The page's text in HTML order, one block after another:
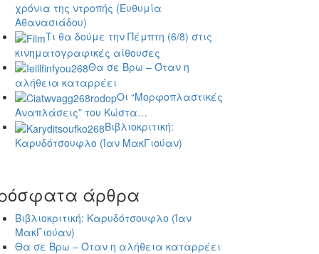
χρόνια της ντροπής (Ευθυμία
Αθανασιάδου)
Τι θα δούμε την Πέμπτη (6/8) στις
κινηματογραφικές αίθουσες
Θα σε Βρω – Όταν η
αλήθεια καταρρέει
Οι “Μορφοπλαστικές
Αναπλάσεις” του Κώστα…
Βιβλιοκριτική:
Καρυδότσουφλο (Ίαν ΜακΓιούαν)
άρθρα
Βιβλιοκριτική: Καρυδότσουφλο (Ίαν
ΜακΓιούαν)
Θα σε Βρω – Όταν η αλήθεια καταρρέει